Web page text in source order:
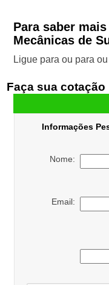
Para saber
Mecânicas de
Ligue para ou para ou
Faça sua cotação
Informações
Nome:
Email: